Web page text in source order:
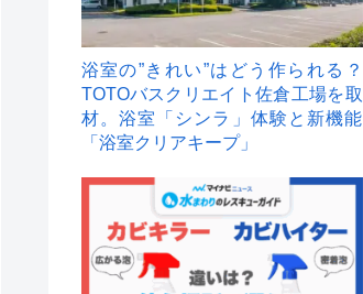
浴室の”きれい”はどう作られる？
TOTOバスクリエイト佐倉工場を取
材。浴室「シンラ」体験と新機能
「浴室クリアキープ」